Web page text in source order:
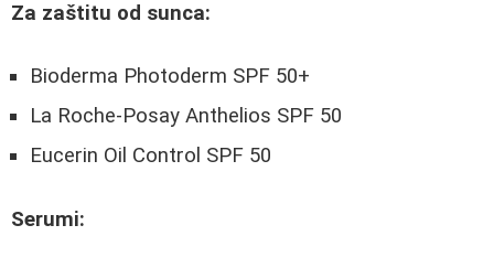
Za zaštitu od sunca:
Bioderma Photoderm SPF 50+
La Roche-Posay Anthelios SPF 50
Eucerin Oil Control SPF 50
Serumi: